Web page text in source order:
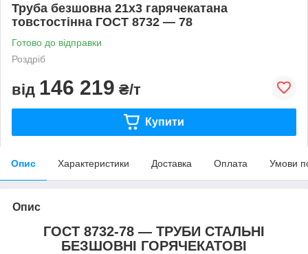
Труба безшовна 21х3 гарячекатана
товстостінна ГОСТ 8732 — 78
Готово до відправки
Роздріб
від 146 219 ₴/т
Купити
Опис Характеристики Доставка Оплата Умови
Опис
ГОСТ 8732-78 — ТРУБИ СТАЛЬНІ
БЕЗШОВНІ ГОРЯЧЕКАТОВІ